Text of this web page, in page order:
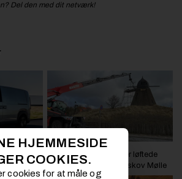
Del den med dit netværk!
Største teleskoplæsser løftede
restaureringen af Kragskov Mølle
HJEMMESIDE
COOKIES.
cookies for at måle og